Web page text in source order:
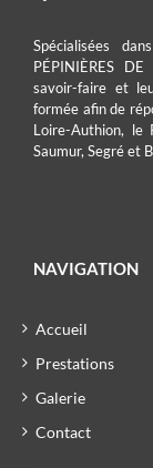
Spécialisées
PÉPINIÈRES
savoir-faire et
formée afin de
Loire-Authion, le
Saumur, Segré et
NAVIGATION
Accueil
Prestations
Galerie
Contact